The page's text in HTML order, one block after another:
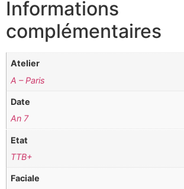
Informations
complémentaires
Atelier
A – Paris
Date
An 7
Etat
TTB+
Faciale